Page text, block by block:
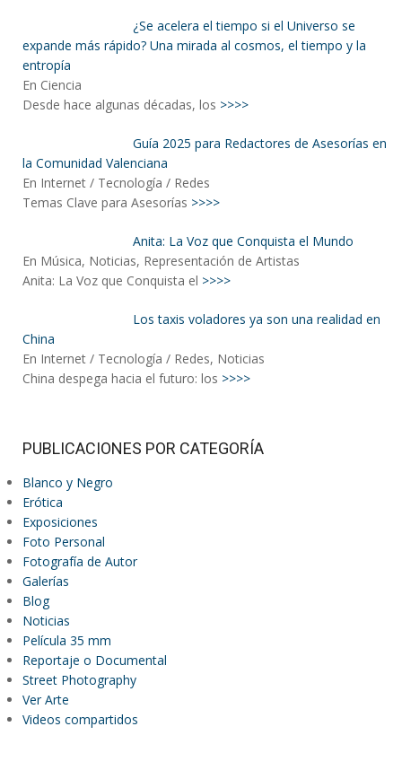
¿Se acelera el tiempo si el Universo se
expande más rápido? Una mirada al cosmos, el tiempo y la
entropía
En Ciencia
Desde hace algunas décadas, los >>>>
Guía 2025 para Redactores de Asesorías en
la Comunidad Valenciana
En Internet / Tecnología / Redes
Temas Clave para Asesorías >>>>
Anita: La Voz que Conquista el Mundo
En Música, Noticias, Representación de Artistas
Anita: La Voz que Conquista el >>>>
Los taxis voladores ya son una realidad en
China
En Internet / Tecnología / Redes, Noticias
China despega hacia el futuro: los >>>>
PUBLICACIONES POR CATEGORÍA
Blanco y Negro
Erótica
Exposiciones
Foto Personal
Fotografía de Autor
Galerías
Blog
Noticias
Película 35 mm
Reportaje o Documental
Street Photography
Ver Arte
Videos compartidos